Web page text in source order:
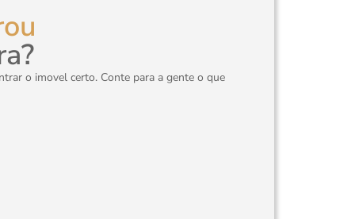
o imovel certo. Conte para a gente o que